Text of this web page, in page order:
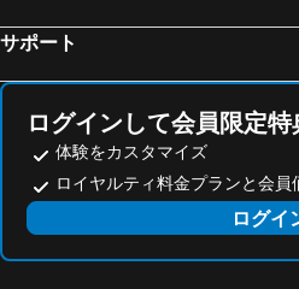
サポート
ログインして会員限定
体験をカスタマイズ
ロイヤルティ料金プランと会員
ログイ